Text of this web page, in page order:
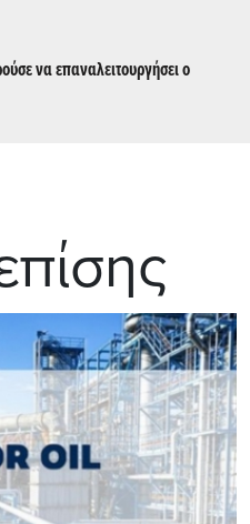
να επαναλειτουργήσει o